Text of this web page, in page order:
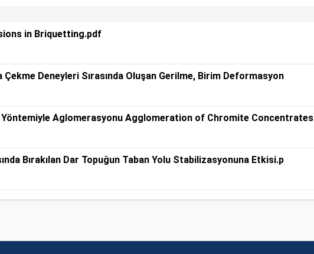
in Briquetting.pdf
Çekme Deneyleri Sırasında Oluşan Gerilme, Birim Deformasyon
Aglomerasyonu Agglomeration of Chromite Concentrates
Bırakılan Dar Topuğun Taban Yolu Stabilizasyonuna Etkisi.p